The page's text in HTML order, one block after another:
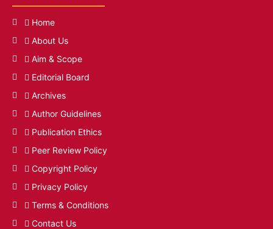
Home
About Us
Aim & Scope
Editorial Board
Archives
Author Guidelines
Publication Ethics
Peer Review Policy
Copyright Policy
Privacy Policy
Terms & Conditions
Contact Us